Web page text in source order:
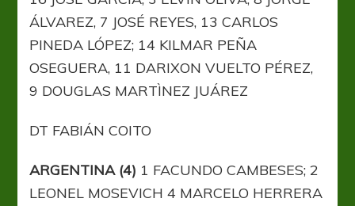
ÁLVAREZ, 7 JOSÉ REYES, 13 CARLOS
PINEDA LÓPEZ; 14 KILMAR PEÑA
OSEGUERA, 11 DARIXON VUELTO PÉREZ,
9 DOUGLAS MARTÌNEZ JUÁREZ
DT FABIÁN COITO
ARGENTINA (4) 1 FACUNDO CAMBESES; 2
LEONEL MOSEVICH 4 MARCELO HERRERA